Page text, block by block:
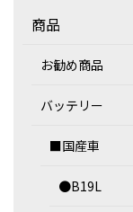
商品
お勧め商品
バッテリー
■国産車
●B19L